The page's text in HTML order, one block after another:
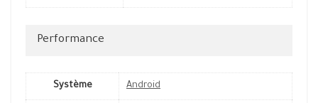
Performance
Système Android